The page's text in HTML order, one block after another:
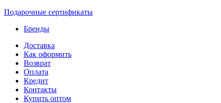
Подарочные сертификаты
Бренды
Доставка
Как оформить
Возврат
Оплата
Кредит
Контакты
Купить оптом